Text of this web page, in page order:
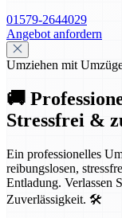
01579-2644029
Angebot anfordern
Umziehen mit
🚚
Stressfrei &
Ein professionelles
reibungslosen,
Entladung. Verlassen
Zuverlässigkeit. 🛠️